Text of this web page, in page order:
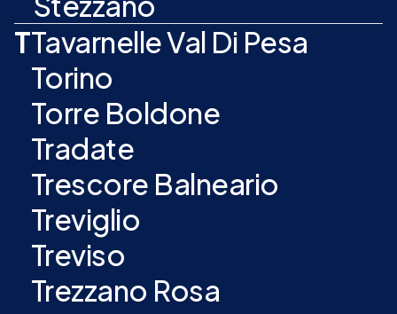
TTavarnelle Val Di Pesa
Torino
Torre Boldone
Tradate
Trescore Balneario
Treviglio
Treviso
Trezzano Rosa